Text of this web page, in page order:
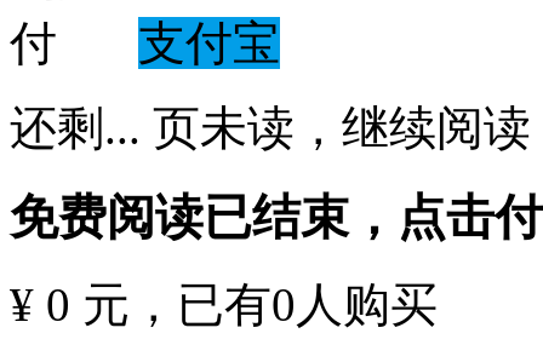
支付宝
还剩 ... 页未读， 继续阅读
免费阅读已结束，点击
¥ 0 元 ，已有0 人购买